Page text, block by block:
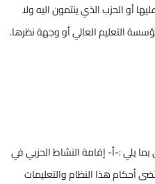
أو الحزب الذي ينتمون اليه ولا
التعليم العالي أو وجهة نظرها.
بما يلي :-أ- إقامة النشاط الحزبي في
أحكام هذا النظام والتعليمات